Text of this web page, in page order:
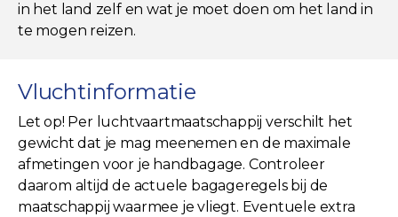
in het land zelf en wat je moet doen om het land in
te mogen reizen.
Vluchtinformatie
Let op! Per luchtvaartmaatschappij verschilt het
gewicht dat je mag meenemen en de maximale
afmetingen voor je handbagage. Controleer
daarom altijd de actuele bagageregels bij de
maatschappij waarmee je vliegt. Eventuele extra